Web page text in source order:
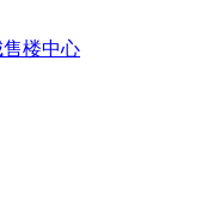
楼中心